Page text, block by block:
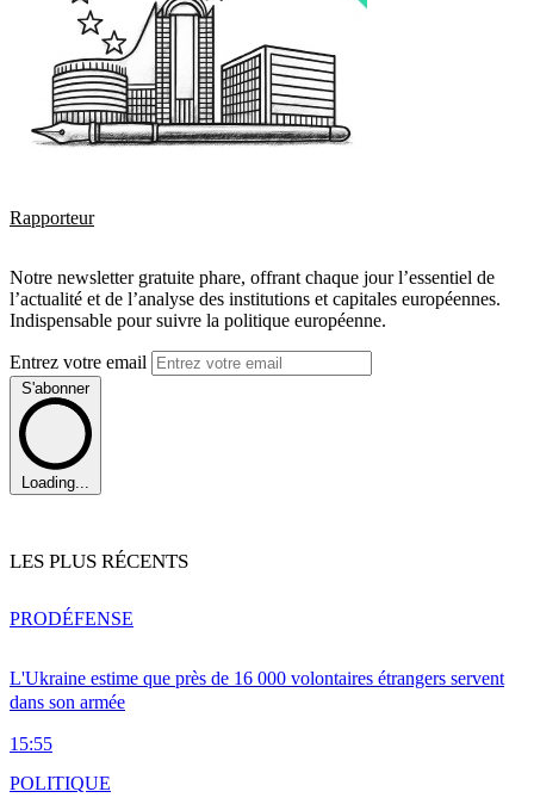
Rapporteur
Notre newsletter gratuite phare, offrant chaque jour l’essentiel de
l’actualité et de l’analyse des institutions et capitales européennes.
Indispensable pour suivre la politique européenne.
Entrez votre email
S'abonner
Loading...
LES PLUS RÉCENTS
L'Ukraine estime que près de 16 000 volontaires étrangers servent
dans son armée
15:55
PRODÉFENSE
POLITIQUE